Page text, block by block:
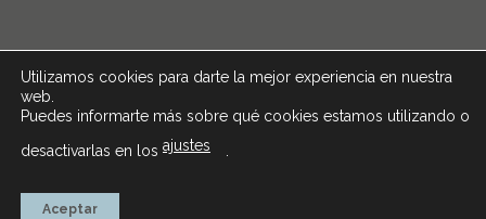
Utilizamos cookies para darte la mejor experiencia en nuestra
web.
Puedes informarte más sobre qué cookies estamos utilizando o
desactivarlas en los ajustes
Aceptar